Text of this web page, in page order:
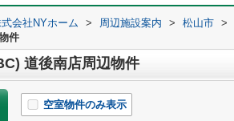
会社NYホーム > 周辺施設案内 > 松山市 >
件
道後南店周辺物件
空室物件のみ表示